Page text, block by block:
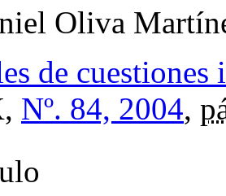
Oliva
de cuestiones
Nº. 84, 2004,